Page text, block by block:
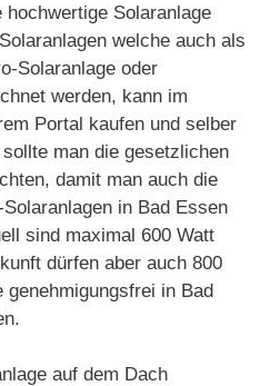
Solaranlage
welche auch als
Solaranlage oder
werden, kann im
Portal kaufen und selber
man die gesetzlichen
damit man auch die
in Bad Essen
sind maximal 600 Watt
dürfen aber auch 800
in Bad
auf dem Dach